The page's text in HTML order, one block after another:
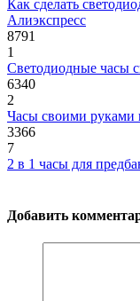
Как сделать
Алиэкспресс
8791
1
Светодиодные часы
6340
2
Часы своими руками
3366
7
2 в 1 часы для
Добавить